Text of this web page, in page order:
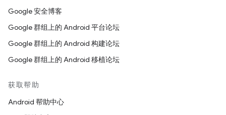
Google 安全博客
Google 群组上的 Android 平台论坛
Google 群组上的 Android 构建论坛
Google 群组上的 Android 移植论坛
获取帮助
Android 帮助中心